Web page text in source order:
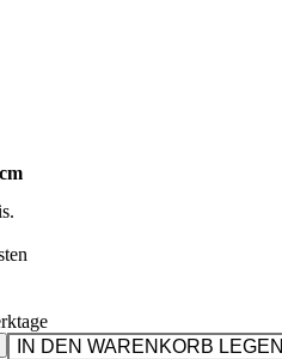
IN DEN WARENKORB LEGEN